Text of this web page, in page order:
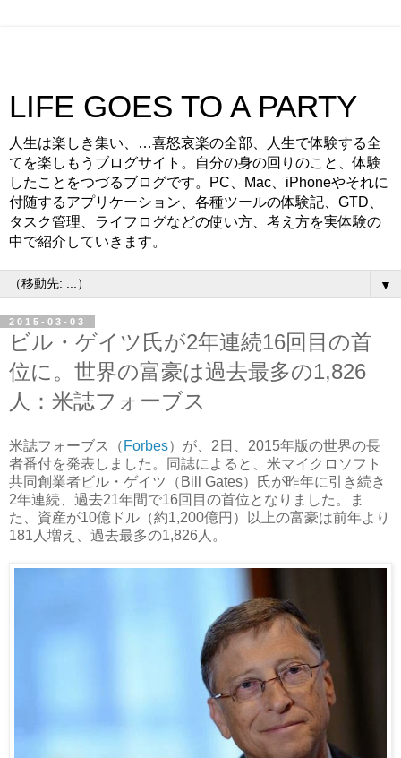
LIFE GOES TO A PARTY
人生は楽しき集い、…喜怒哀楽の全部、人生で体験する全
てを楽しもうブログサイト。自分の身の回りのこと、体験
したことをつづるブログです。PC、Mac、iPhoneやそれに
付随するアプリケーション、各種ツールの体験記、GTD、
タスク管理、ライフログなどの使い方、考え方を実体験の
中で紹介していきます。
▼
2015-03-03
ビル・ゲイツ氏が2年連続16回目の首
位に。世界の富豪は過去最多の1,826
人：米誌フォーブス
米誌フォーブス（ Forbes）が、2日、2015年版の世界の長
者番付を発表しました。同誌によると、米マイクロソフト
共同創業者ビル・ゲイツ（Bill Gates）氏が昨年に引き続き
2年連続、過去21年間で16回目の首位となりました。ま
た、資産が10億ドル（約1,200億円）以上の富豪は前年より
181人増え、過去最多の1,826人。